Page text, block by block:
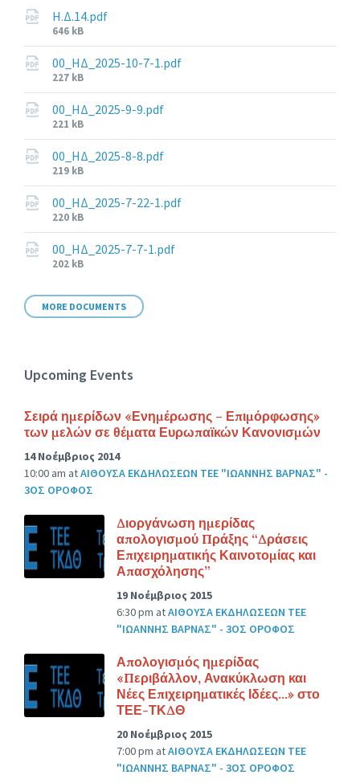
Η.Δ.14.pdf
File
size:
646 kB
00_ΗΔ_2025-10-7-1.pdf
File
size:
227 kB
00_ΗΔ_2025-9-9.pdf
File
size:
221 kB
00_ΗΔ_2025-8-8.pdf
File
size:
219 kB
00_ΗΔ_2025-7-22-1.pdf
File
size:
220 kB
00_ΗΔ_2025-7-7-1.pdf
File
202 kB
MORE DOCUMENTS
Upcoming Events
Σειρά ημερίδων «Ενημέρωσης – Επιμόρφωσης»
των μελών σε θέματα Ευρωπαϊκών Κανονισμών
14 Νοέμβριος 2014
10:00 am atΑΙΘΟΥΣΑ ΕΚΔΗΛΩΣΕΩΝ ΤΕΕ "ΙΩΑΝΝΗΣ ΒΑΡΝΑΣ" -
3ΟΣ ΟΡΟΦΟΣ
Διοργάνωση ημερίδας
απολογισμού Πράξης “Δράσεις
Επιχειρηματικής Καινοτομίας και
Απασχόλησης”
19 Νοέμβριος 2015
6:30 pm atΑΙΘΟΥΣΑ ΕΚΔΗΛΩΣΕΩΝ ΤΕΕ
"ΙΩΑΝΝΗΣ ΒΑΡΝΑΣ" - 3ΟΣ ΟΡΟΦΟΣ
Απολογισμός ημερίδας
«Περιβάλλον, Ανακύκλωση και
Νέες Επιχειρηματικές Ιδέες…» στο
ΤΕΕ-ΤΚΔΘ
20 Νοέμβριος 2015
7:00 pm atΑΙΘΟΥΣΑ ΕΚΔΗΛΩΣΕΩΝ ΤΕΕ
"ΙΩΑΝΝΗΣ ΒΑΡΝΑΣ" - 3ΟΣ ΟΡΟΦΟΣ